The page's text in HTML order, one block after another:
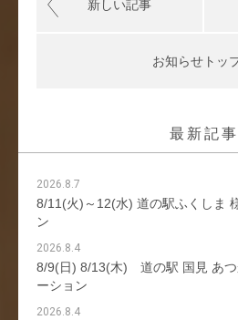
新しい記事
お知らせトッ
最新記事
2026.8.7
8/11(火)～12(水) 道の駅ふくしま
ン
2026.8.4
8/9(日) 8/13(木) 道の駅 国見 あ
ーション
2026.8.4